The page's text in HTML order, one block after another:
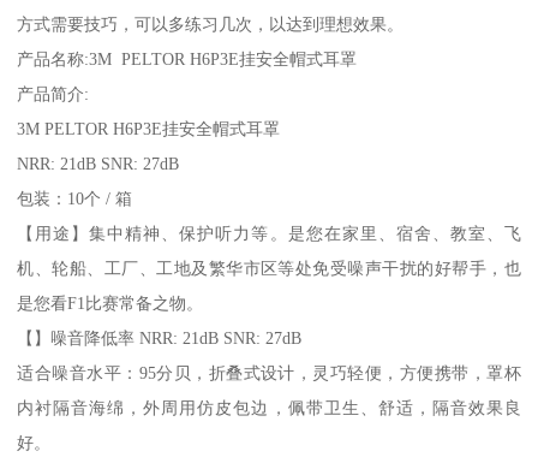
方式需要技巧，可以多练习几次，以达到理想效果。
产品名称:3M PELTOR H6P3E挂安全帽式耳罩
产品简介:
3M PELTOR H6P3E挂安全帽式耳罩
NRR: 21dB SNR: 27dB
包装：10个 / 箱
【用途】集中精神、保护听力等。是您在家里、宿舍、教室、飞
机、轮船、工厂、工地及繁华市区等处免受噪声干扰的好帮手，也
是您看F1比赛常备之物。
【】噪音降低率 NRR: 21dB SNR: 27dB
适合噪音水平：95分贝，折叠式设计，灵巧轻便，方便携带，罩杯
内衬隔音海绵，外周用仿皮包边，佩带卫生、舒适，隔音效果良
好。